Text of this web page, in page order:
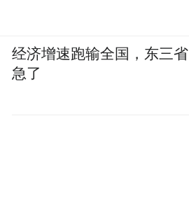
经济增速跑输全国，东三省
急了